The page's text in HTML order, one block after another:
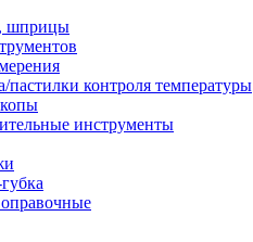
шприцы
пастилки контроля температуры
инструменты